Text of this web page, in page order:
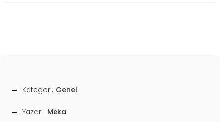
Kategori: Genel
Yazar: Meka